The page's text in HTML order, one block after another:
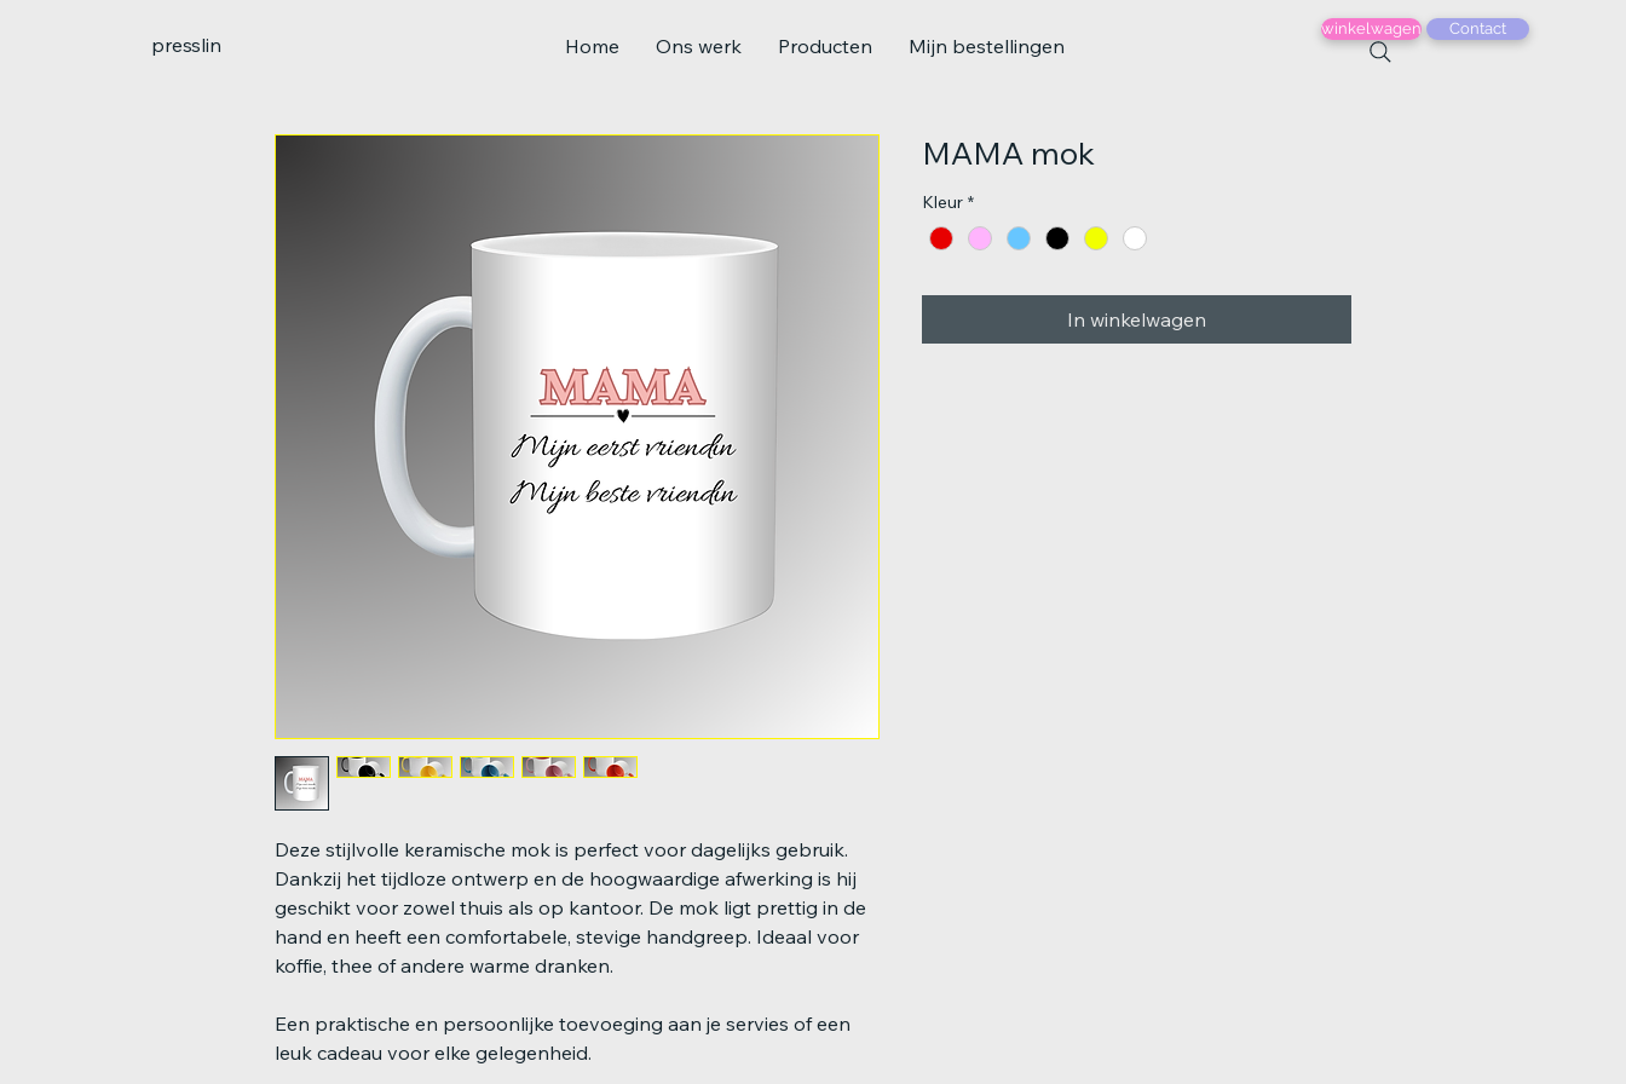
presslin Home Ons werk Producten Mijn bestellingen
winkelwagen Contact
Deze stijlvolle keramische mok is perfect voor dagelijks gebruik.
Dankzij het tijdloze ontwerp en de hoogwaardige afwerking is hij
geschikt voor zowel thuis als op kantoor. De mok ligt prettig in de
hand en heeft een comfortabele, stevige handgreep. Ideaal voor
koffie, thee of andere warme dranken.
Een praktische en persoonlijke toevoeging aan je servies of een
leuk cadeau voor elke gelegenheid.
MAMA mok
Kleur *
In winkelwagen